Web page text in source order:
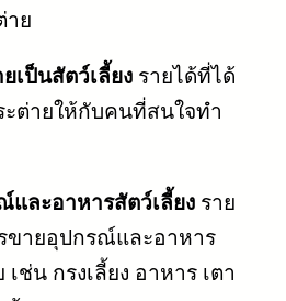
าย
เป็นสัตว์เลี้ยง รายได้ที่ได้
ะต่ายให้กับคนที่สนใจทำ
และอาหารสัตว์เลี้ยง ราย
ขายอุปกรณ์และอาหาร
ช่น กรงเลี้ยง อาหาร เตา